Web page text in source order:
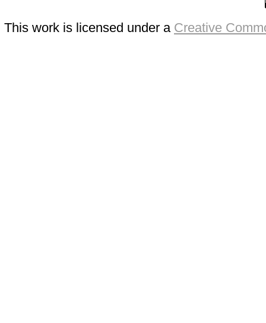
This work is licensed under a Creative